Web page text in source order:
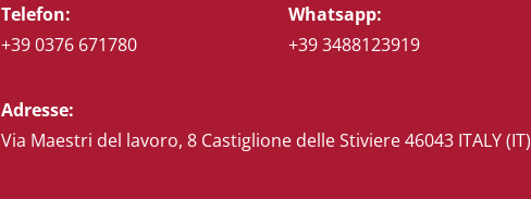
Telefon:
+39 0376 671780
Whatsapp:
+39 3488123919
Adresse:
Via Maestri del lavoro, 8 Castiglione delle Stiviere 46043 ITALY (IT)